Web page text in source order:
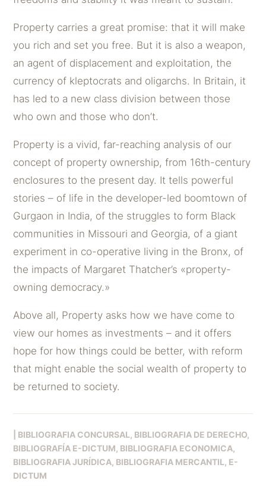
Property carries a great promise: that it will make
you rich and set you free. But it is also a weapon,
an agent of displacement and exploitation, the
currency of kleptocrats and oligarchs. In Britain, it
has led to a new class division between those
who own and those who don’t.
Property is a vivid, far-reaching analysis of our
concept of property ownership, from 16th-century
enclosures to the present day. It tells powerful
stories – of life in the developer-led boomtown of
Gurgaon in India, of the struggles to form Black
communities in Missouri and Georgia, of a giant
experiment in co-operative living in the Bronx, of
the impacts of Margaret Thatcher’s «property-
owning democracy.»
Above all, Property asks how we have come to
view our homes as investments – and it offers
hope for how things could be better, with reform
that might enable the social wealth of property to
be returned to society.
BIBLIOGRAFIA CONCURSAL BIBLIOGRAFIA DE DERECHO
BIBLIOGRAFÍA E-DICTUM BIBLIOGRAFIA ECONOMICA
BIBLIOGRAFIA JURÍDICA BIBLIOGRAFIA MERCANTIL E-
DICTUM